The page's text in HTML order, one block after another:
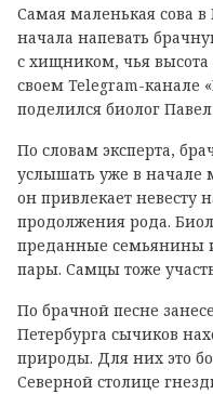
Самая маленькая сова
начала напевать
с хищником, чья высота
своем Telegram-канале
поделился биолог Павел
По словам эксперта,
услышать уже в начале
он привлекает невесту
продолжения рода.
преданные семьянины
пары. Самцы тоже
По брачной песне
Петербурга сычиков
природы. Для них это
Северной столице